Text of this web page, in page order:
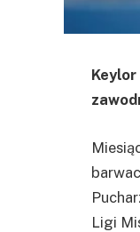
Ligi